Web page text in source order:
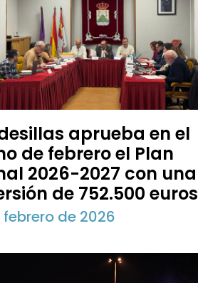
aprueba en el
de febrero el Plan
2026-2027 con una
de 752.500 euros
febrero de 2026